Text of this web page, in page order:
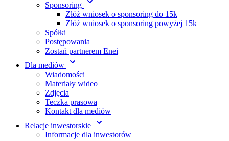
Sponsoring
Złóż wniosek o sponsoring do 15k
Złóż wniosek o sponsoring powyżej 15k
Spółki
Postępowania
Zostań partnerem Enei
Dla mediów
Wiadomości
Materiały wideo
Zdjęcia
Teczka prasowa
Kontakt dla mediów
Relacje inwestorskie
Informacje dla inwestorów